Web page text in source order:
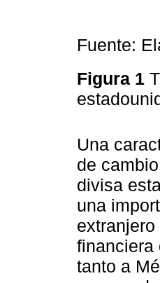
Fuente:
Figura 1
Una
de
divisa
una
financiera
tanto a